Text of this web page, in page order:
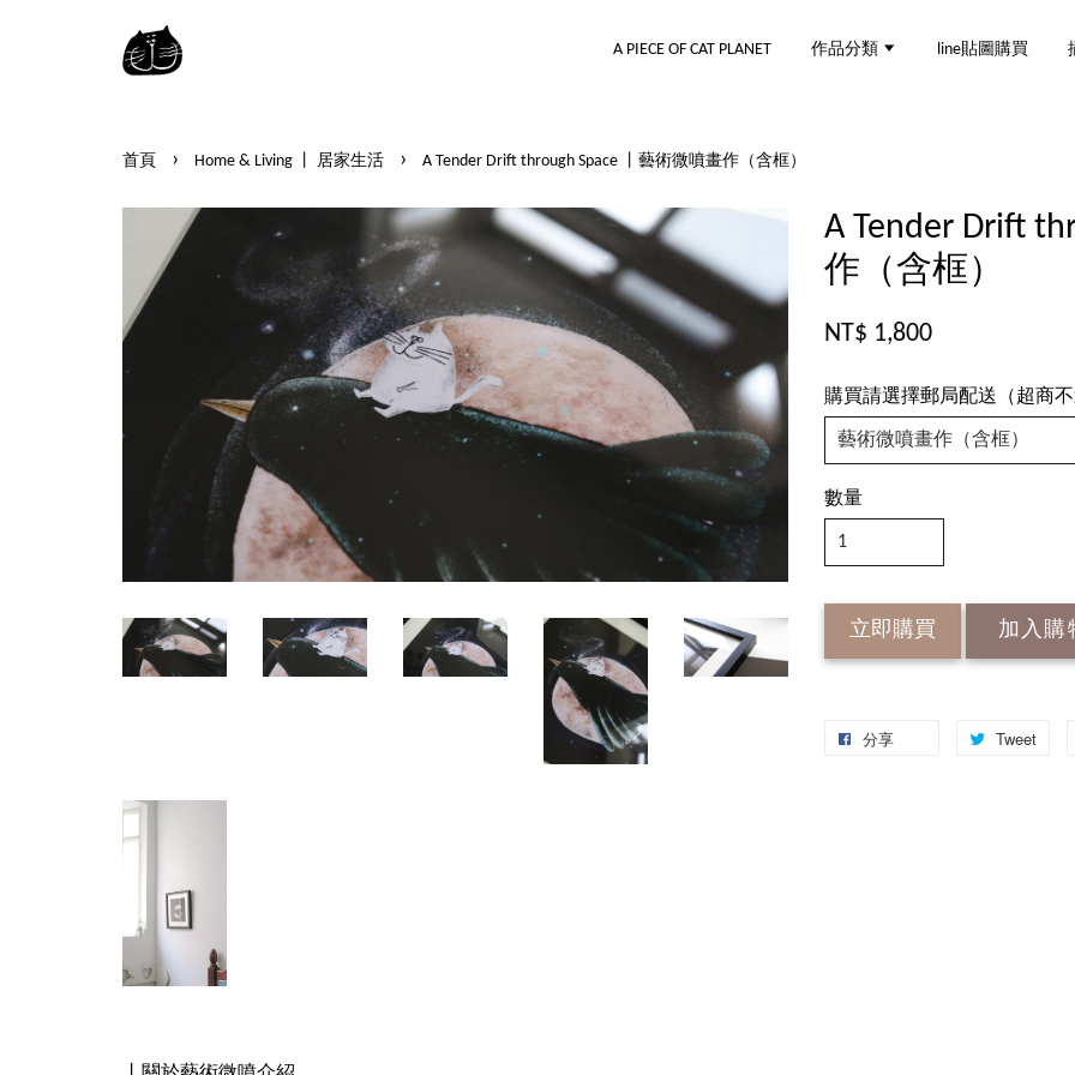
A PIECE OF CAT PLANET 作品分類 line貼圖購買
首頁 › Home & Living 丨 居家生活 › A Tender Drift through Space 丨藝術微噴畫作（含框）
A Tender Drift
作（含框）
NT$ 1,800
購買請選擇郵局配送（超商不
數量
立即購買 加入購
分享 Tweet